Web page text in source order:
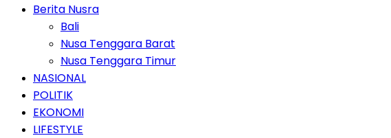
Berita Nusra
Bali
Nusa Tenggara Barat
Nusa Tenggara Timur
NASIONAL
POLITIK
EKONOMI
LIFESTYLE